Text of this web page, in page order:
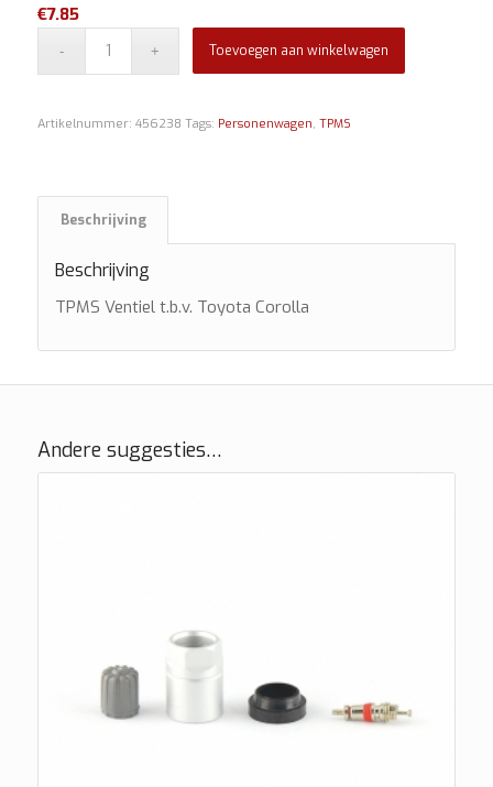
€7.85
Toevoegen aan winkelwagen
Artikelnummer: 456238 Tags: Personenwagen, TPMS
Beschrijving
Beschrijving
TPMS Ventiel t.b.v. Toyota Corolla
Andere suggesties…